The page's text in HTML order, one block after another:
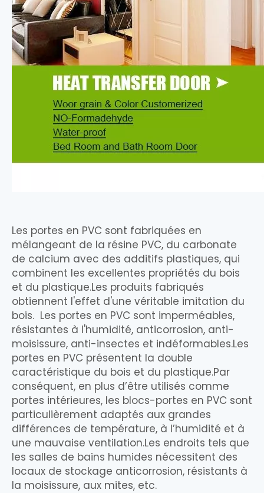
Les portes en PVC sont fabriquées en
mélangeant de la résine PVC, du carbonate
de calcium avec des additifs plastiques, qui
combinent les excellentes propriétés du bois
et du plastique.Les produits fabriqués
obtiennent l'effet d'une véritable imitation du
bois. Les portes en PVC sont imperméables,
résistantes à l'humidité, anticorrosion, anti-
moisissure, anti-insectes et indéformables.Les
portes en PVC présentent la double
caractéristique du bois et du plastique.Par
conséquent, en plus d’être utilisés comme
portes intérieures, les blocs-portes en PVC sont
particulièrement adaptés aux grandes
différences de température, à l’humidité et à
une mauvaise ventilation.Les endroits tels que
les salles de bains humides nécessitent des
locaux de stockage anticorrosion, résistants à
la moisissure, aux mites, etc.